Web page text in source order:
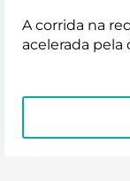
A corrida na
acelerada
açúcar.
do açúcar não é
propriedades